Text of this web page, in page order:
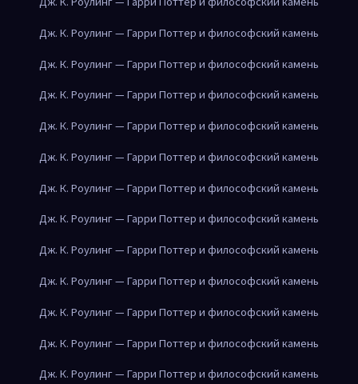
Дж. К. Роулинг — Гарри Поттер и философский камень
Дж. К. Роулинг — Гарри Поттер и философский камень
Дж. К. Роулинг — Гарри Поттер и философский камень
Дж. К. Роулинг — Гарри Поттер и философский камень
Дж. К. Роулинг — Гарри Поттер и философский камень
Дж. К. Роулинг — Гарри Поттер и философский камень
Дж. К. Роулинг — Гарри Поттер и философский камень
Дж. К. Роулинг — Гарри Поттер и философский камень
Дж. К. Роулинг — Гарри Поттер и философский камень
Дж. К. Роулинг — Гарри Поттер и философский камень
Дж. К. Роулинг — Гарри Поттер и философский камень
Дж. К. Роулинг — Гарри Поттер и философский камень